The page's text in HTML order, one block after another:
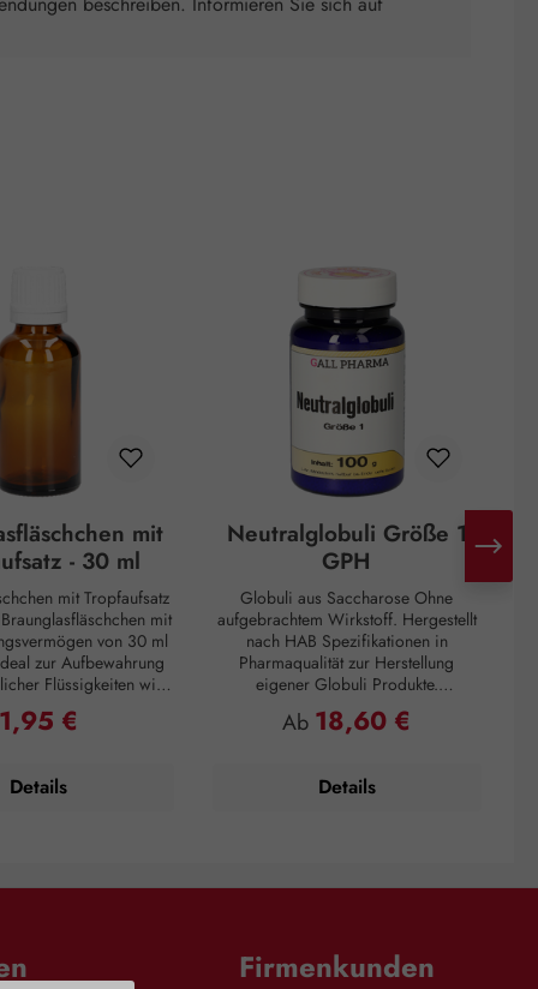
mit
- 30 ml
mit Tropfaufsatz
von 30 ml
zur Aufbewahrung
Flüssigkeiten wie
Ölen, Tinkturen oder
Essenzen.
für präzise
Regulärer Preis:
1,95 €
Details
Neutralglobuli Größe 1
GPH
Globuli aus Saccharose Ohne
aufgebrachtem Wirkstoff. Hergestellt
nach HAB Spezifikationen in
Pharmaqualität zur Herstellung
eigener Globuli Produkte.
Zusammensetzung: Zucker,
gereinigtes Wasser Lagerung:
Regulärer Preis:
Ab 18,60 €
Details
Firmenkunden